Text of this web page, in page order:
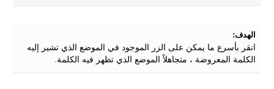
الهدف:
انقر بأسرع ما يمكن على الزر الموجود في الموضع الذي تشير إليه
الكلمة المعروضة ، متجاهلاً الموضع الذي تظهر فيه الكلمة.